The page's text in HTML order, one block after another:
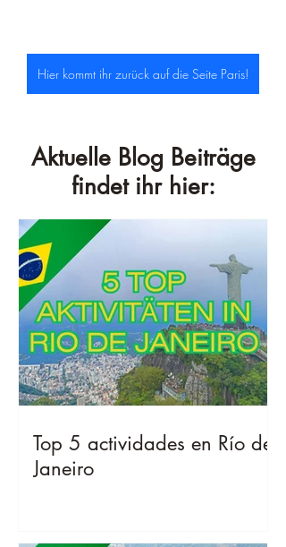
Hier kommt ihr zurück auf die Seite Paris!
Aktuelle Blog Beiträge
findet ihr hier:
Top 5 actividades en Río de
Janeiro